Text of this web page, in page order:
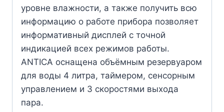
уровне влажности, а также получить всю
информацию о работе прибора позволяет
информативный дисплей с точной
индикацией всех режимов работы.
ANTICA оснащена объёмным резервуаром
для воды 4 литра, таймером, сенсорным
управлением и 3 скоростями выхода
пара.